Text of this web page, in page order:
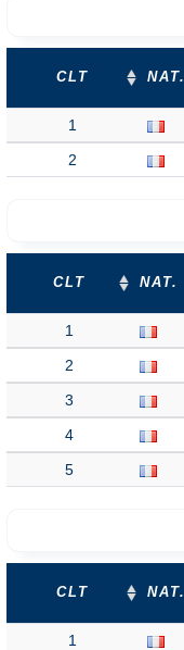
CLT NAT.
1
2
CLT NAT.
1
2
3
4
5
CLT NAT.
1